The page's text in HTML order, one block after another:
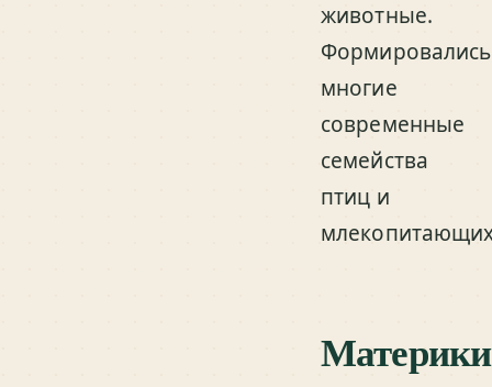
животные.
Формировались
многие
современные
семейства
птиц и
Материки